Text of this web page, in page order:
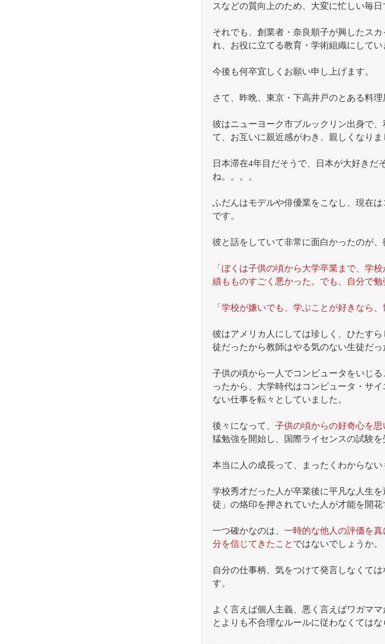
スなどの質向上のため、大変に忙しい毎
それでも、創業者・奈良順子が興したス
れ、お役に立てる教育・学術組織にしてい
今後も何卒宜しくお願い申し上げます。
さて、昨晩、東京・下高井戸のとある料
彼はニューヨーク市ブルックリン出身で
て、お互いに親近感がわき、親しくなりま
日本滞在4年目だそうで、日本が大好きだ
ね。。。。
ふだんはモデルや俳優業をこなし、現在
です。
彼と話をしていて非常に面白かったのが、
「ぼくは子供の頃から大学卒業まで、学
績もものすごく悪かった。でも、自分で勉
「学校が嫌いでも、学ぶことが好きなら
彼はアメリカ人にしては珍しく、ひたす
徒だったから教師はやる気のない生徒だっ
子供の頃から一人でコンピュータをいじ
ったから、大学時代はコンピュータ・サ
ない仕事を転々としていました。
後々になって、 子供の頃からの好奇心を思
猛勉強を開始し、国際ライセンスの試験を
本当に人の成長って、まったくわからない
学校秀才だった人が卒業後に平凡な人生
徒」の烙印を押されていた人が才能を開花
一つ確かなのは、 一時的な他人の評価を
分を信じてきたこと ではないでしょうか。
自分の仕事柄、気をつけて発言しなくて
す。
よく言えば個人主義、悪く言えばワガマ
とよりも不合理なルールに従わなくてはな